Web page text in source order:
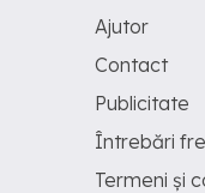
Ajutor
Contact
Publicitate
Întrebări
Termeni și